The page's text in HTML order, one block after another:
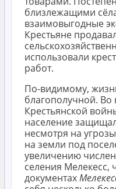
близлежащими
взаимовыгодные
Крестьяне
использовали
работ.
По-видимому,
благополучной. Во
Крестьянской
население
несмотря на
на земли под
увеличению
селения Мелекесс,
документах